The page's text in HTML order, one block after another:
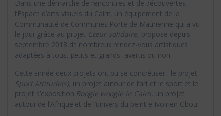
Dans une démarche de rencontres et de découvertes,
l’Espace d’arts visuels du Cairn, un équipement de la
Communauté de Communes Porte de Maurienne qui a vu
le jour grâce au projet Cœur Solidaire, propose depuis
septembre 2018 de nombreux rendez-vous artistiques
adaptées à tous, petits et grands, avertis ou non.
Cette année deux projets ont pu se concrétiser : le projet
Sport Attitude(s), un projet autour de l’art et le sport et le
projet d’exposition Boogie woogie in Cairn, un projet
autour de l’Afrique et de l’univers du peintre Ivoirien Obou.